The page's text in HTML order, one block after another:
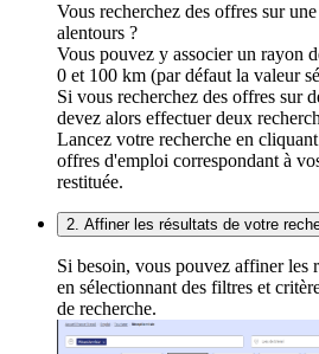
Vous recherchez des offres sur
alentours ?
Vous pouvez y associer un rayon
0 et 100 km (par défaut la valeur
Si vous recherchez des offres sur
devez alors effectuer deux
Lancez votre recherche en
offres d'emploi correspondant à
restituée.
2. Affiner les résultats de votre
Si besoin, vous pouvez affiner les
en sélectionnant des filtres et
de recherche.